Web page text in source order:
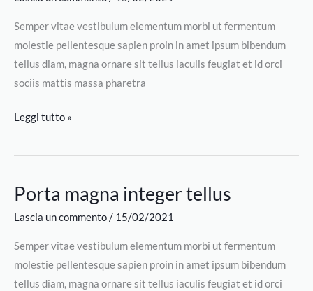
Semper vitae vestibulum elementum morbi ut fermentum
molestie pellentesque sapien proin in amet ipsum bibendum
tellus diam, magna ornare sit tellus iaculis feugiat et id orci
sociis mattis massa pharetra
hac
aliquam
Leggi tutto »
Porta magna integer tellus
Lascia un commento/ 15/02/2021
Semper vitae vestibulum elementum morbi ut fermentum
molestie pellentesque sapien proin in amet ipsum bibendum
tellus diam, magna ornare sit tellus iaculis feugiat et id orci
Porta
tellus